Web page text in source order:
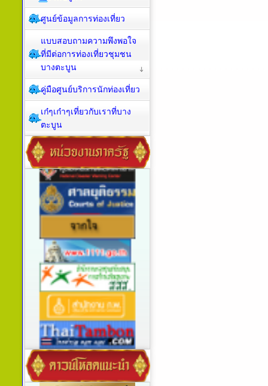
ศูนย์ข้อมูลการท่องเที่ยว
แบบสอบถามความพึงพอใจ
ที่มีต่อการท่องเที่ยวชุมชน
บางตะบูน
คู่มือศูนย์บริการนักท่องเที่ยว
เก๋ๆเก๋าๆเที่ยวกับเราที่บาง
ตะบูน